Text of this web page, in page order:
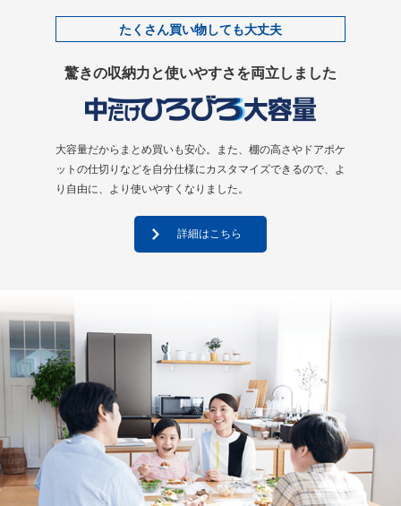
たくさん買い物しても大丈夫
驚きの収納力と使いやすさを両立しました
大容量だからまとめ買いも安心。また、棚の⾼さやドアポケ
ットの仕切りなどを⾃分仕様にカスタマイズできるので、よ
り⾃由に、より使いやすくなりました。
詳細はこちら